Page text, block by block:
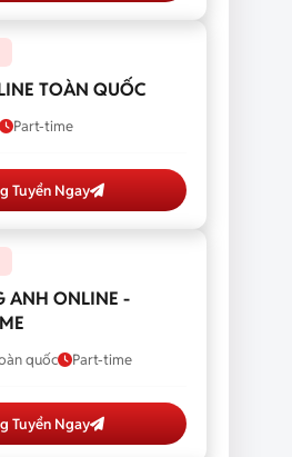
TOÀN QUỐC
Part-time
Tuyển Ngay
ANH ONLINE -
quốc Part-time
Tuyển Ngay